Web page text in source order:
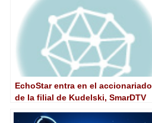
EchoStar entra en el accionariado
de la filial de Kudelski, SmarDTV